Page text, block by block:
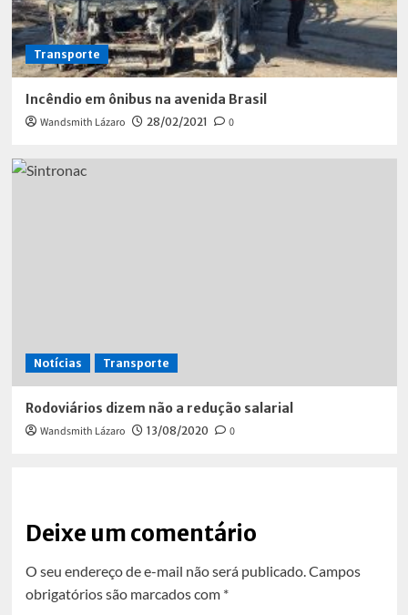
Transporte
Incêndio em ônibus na avenida Brasil
Wandsmith Lázaro 28/02/2021 0
Notícias Transporte
Rodoviários dizem não a redução salarial
Wandsmith Lázaro 13/08/2020 0
Deixe um comentário
O seu endereço de e-mail não será publicado.Campos
obrigatórios são marcados com *